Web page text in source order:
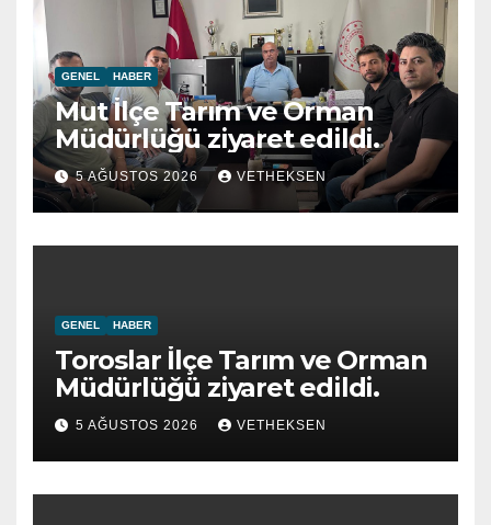
GENEL HABER
Mut İlçe Tarım ve Orman
Müdürlüğü ziyaret edildi.
5 AĞUSTOS 2026 VETHEKSEN
GENEL HABER
Toroslar İlçe Tarım ve Orman
Müdürlüğü ziyaret edildi.
5 AĞUSTOS 2026 VETHEKSEN